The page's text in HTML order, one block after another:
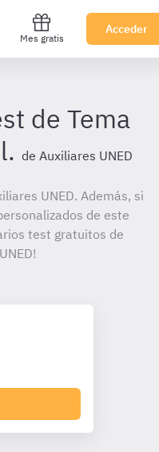
Mes gratis
Acceder
de Tema
de Auxiliares UNED
UNED. Además, si
de este
test gratuitos de